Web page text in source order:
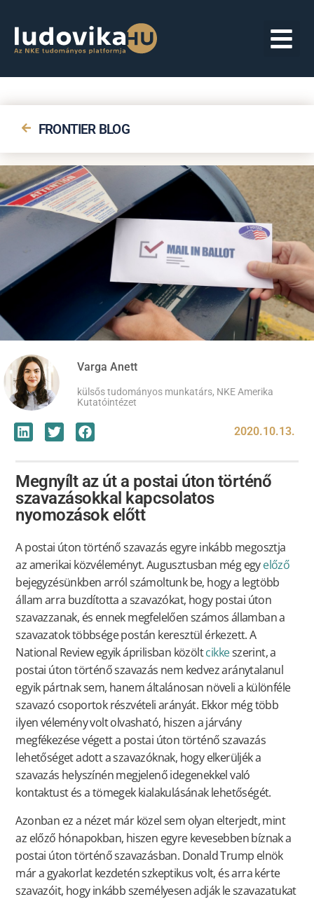
FRONTIER BLOG
Varga Anett
külsős tudományos munkatárs, NKE Amerika
Kutatóintézet
2020.10.13.
Megnyílt az út a postai úton történő
szavazásokkal kapcsolatos
nyomozások előtt
A postai úton történő szavazás egyre inkább megosztja
az amerikai közvéleményt. Augusztusban még egyelőző
bejegyzésünkben arról számoltunk be, hogy a legtöbb
állam arra buzdította a szavazókat, hogy postai úton
szavazzanak, és ennek megfelelően számos államban a
szavazatok többsége postán keresztül érkezett. A
National Review egyik áprilisban közöltcikkeszerint, a
postai úton történő szavazás nem kedvez aránytalanul
egyik pártnak sem, hanem általánosan növeli a különféle
szavazó csoportok részvételi arányát. Ekkor még több
ilyen vélemény volt olvasható, hiszen a járvány
megfékezése végett a postai úton történő szavazás
lehetőséget adott a szavazóknak, hogy elkerüljék a
szavazás helyszínén megjelenő idegenekkel való
kontaktust és a tömegek kialakulásának lehetőségét.
Azonban ez a nézet már közel sem olyan elterjedt, mint
az előző hónapokban, hiszen egyre kevesebben bíznak a
postai úton történő szavazásban. Donald Trump elnök
már a gyakorlat kezdetén szkeptikus volt, és arra kérte
szavazóit, hogy inkább személyesen adják le szavazatukat